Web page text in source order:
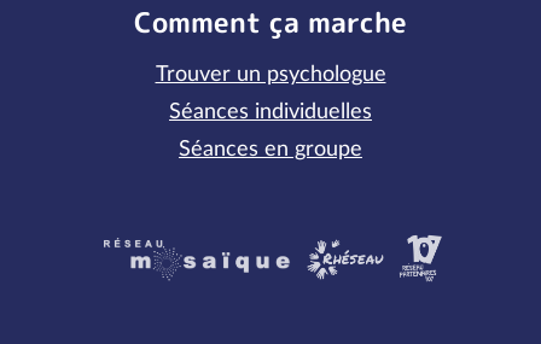
Comment ça marche
Trouver un psychologue
Séances individuelles
Séances en groupe
Partenaires